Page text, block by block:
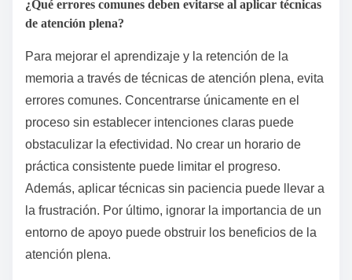
¿Qué errores comunes deben evitarse al aplicar técnicas
de atención plena?
Para mejorar el aprendizaje y la retención de la
memoria a través de técnicas de atención plena, evita
errores comunes. Concentrarse únicamente en el
proceso sin establecer intenciones claras puede
obstaculizar la efectividad. No crear un horario de
práctica consistente puede limitar el progreso.
Además, aplicar técnicas sin paciencia puede llevar a
la frustración. Por último, ignorar la importancia de un
entorno de apoyo puede obstruir los beneficios de la
atención plena.